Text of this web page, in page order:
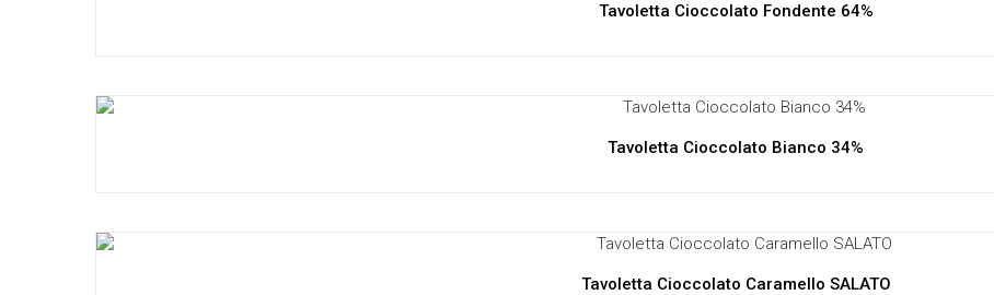
Tavoletta Cioccolato Fondente 64%
Tavoletta Cioccolato Bianco 34%
Tavoletta Cioccolato Caramello SALATO